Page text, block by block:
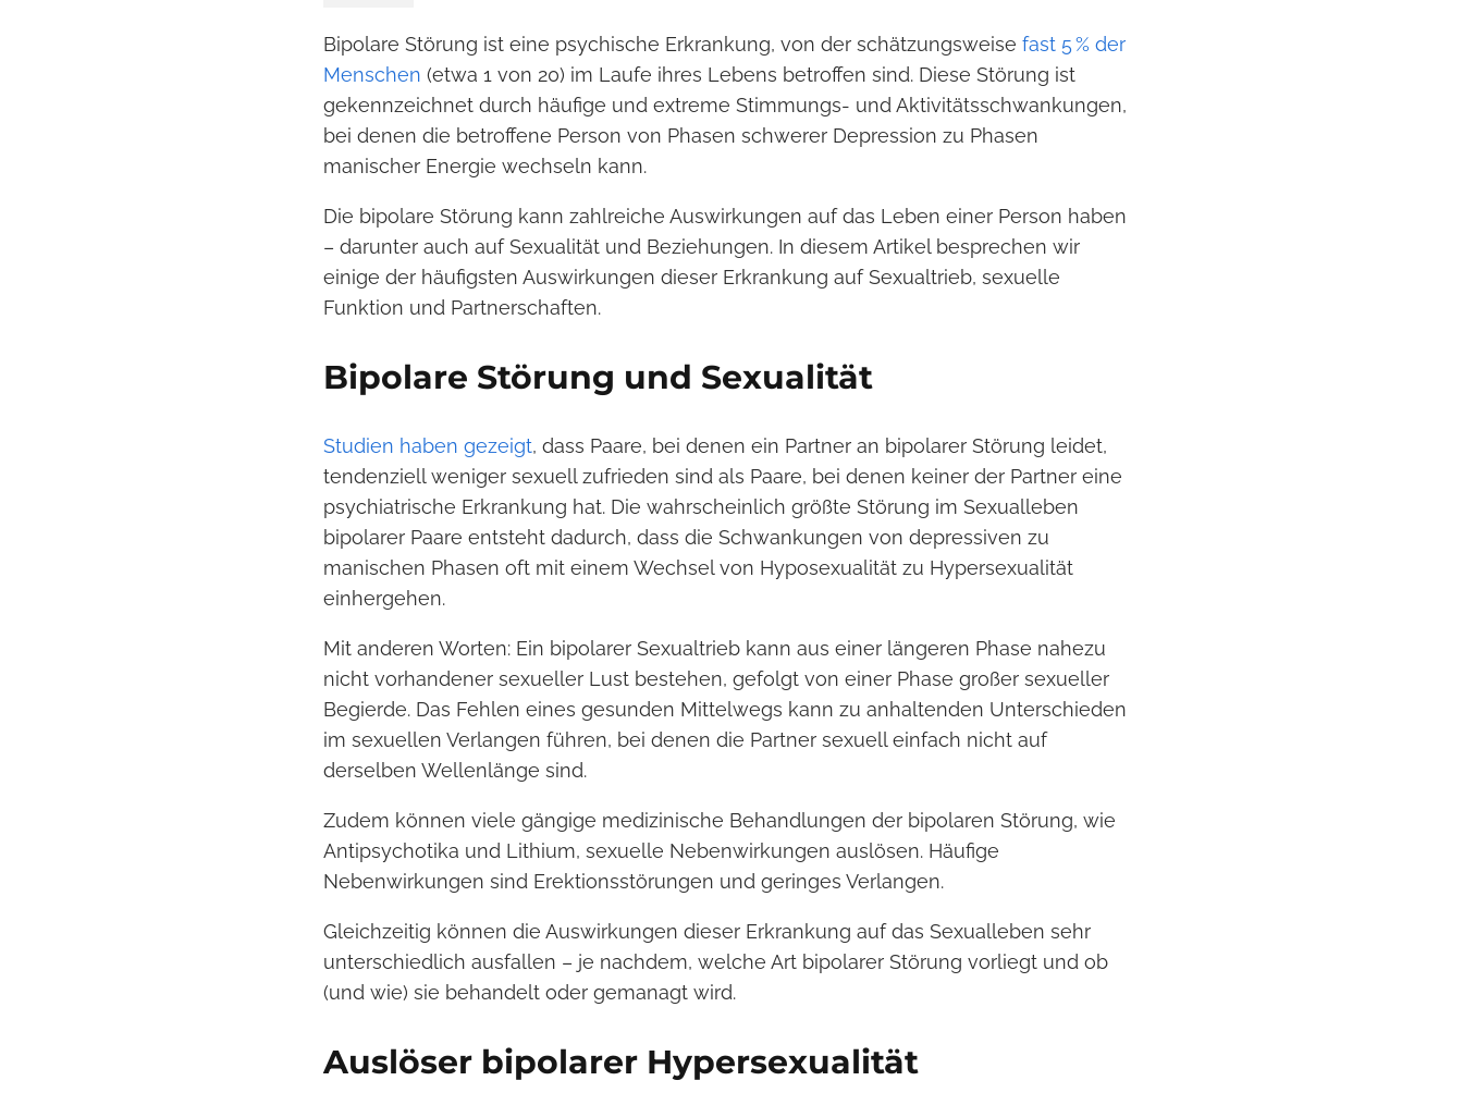
Bipolare Störung ist eine psychische Erkrankung, von der schätzungsweise fast 5 % der
Menschen (etwa 1 von 20) im Laufe ihres Lebens betroffen sind. Diese Störung ist
gekennzeichnet durch häufige und extreme Stimmungs- und Aktivitätsschwankungen,
bei denen die betroffene Person von Phasen schwerer Depression zu Phasen
manischer Energie wechseln kann.
Die bipolare Störung kann zahlreiche Auswirkungen auf das Leben einer Person haben
– darunter auch auf Sexualität und Beziehungen. In diesem Artikel besprechen wir
einige der häufigsten Auswirkungen dieser Erkrankung auf Sexualtrieb, sexuelle
Funktion und Partnerschaften.
Bipolare Störung und Sexualität
Studien haben gezeigt, dass Paare, bei denen ein Partner an bipolarer Störung leidet,
tendenziell weniger sexuell zufrieden sind als Paare, bei denen keiner der Partner eine
psychiatrische Erkrankung hat. Die wahrscheinlich größte Störung im Sexualleben
bipolarer Paare entsteht dadurch, dass die Schwankungen von depressiven zu
manischen Phasen oft mit einem Wechsel von Hyposexualität zu Hypersexualität
einhergehen.
Mit anderen Worten: Ein bipolarer Sexualtrieb kann aus einer längeren Phase nahezu
nicht vorhandener sexueller Lust bestehen, gefolgt von einer Phase großer sexueller
Begierde. Das Fehlen eines gesunden Mittelwegs kann zu anhaltenden Unterschieden
im sexuellen Verlangen führen, bei denen die Partner sexuell einfach nicht auf
derselben Wellenlänge sind.
Zudem können viele gängige medizinische Behandlungen der bipolaren Störung, wie
Antipsychotika und Lithium, sexuelle Nebenwirkungen auslösen. Häufige
Nebenwirkungen sind Erektionsstörungen und geringes Verlangen.
Gleichzeitig können die Auswirkungen dieser Erkrankung auf das Sexualleben sehr
unterschiedlich ausfallen – je nachdem, welche Art bipolarer Störung vorliegt und ob
(und wie) sie behandelt oder gemanagt wird.
Auslöser bipolarer Hypersexualität